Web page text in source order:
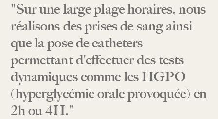
"Sur une large plage horaires, nous
réalisons des prises de sang ainsi
que la pose de catheters
permettant d'effectuer des tests
dynamiques comme les HGPO
(hyperglycémie orale provoquée) en
2h ou 4H."